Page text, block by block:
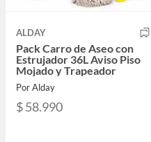
ALDAY
Pack Carro de Aseo con
Estrujador 36L Aviso Piso
Mojado y Trapeador
Por Alday
$ 58.990